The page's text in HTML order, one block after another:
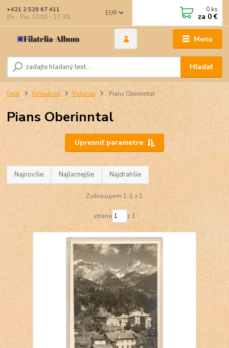
Menu
EUR
Hľadať
+421 2 529 67 411
(Po - Pia: 10:00 - 17:30)
0 ks
za 0 €
Úvod Pohľadnice Rakúsko Pians Oberinntal
Pians Oberinntal
Upresniť parametre
Najnovšie Najlacnejšie Najdrahšie
Zobrazujem 1-1 z 1
strana z 1